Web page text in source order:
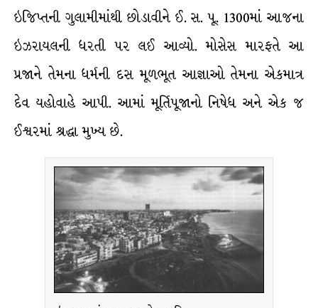
ઇજિપ્તની ગુલામીમાંથી છોડાવીને ઈ. સ. પૂ. 1300માં આજના
ઇઝરાયલની ધરતી પર લઈ આવ્યો. મોસેસ મારફતે આ
પ્રજાને તેમના ધર્મની દસ મૂળભૂત આજ્ઞાઓ તેમના એકમાત્ર
દેવ યહોવાહે આપી. આમાં મૂર્તિપૂજાનો નિષેધ અને એક જ
ઈશ્વરમાં શ્રદ્ધા મુખ્ય છે.